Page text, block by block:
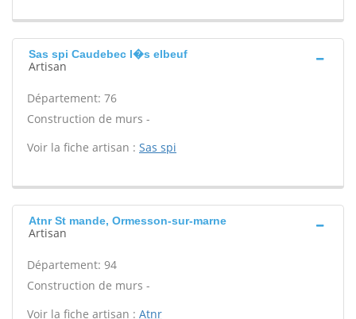
Sas spi Caudebec l�s elbeuf
Artisan
Département: 76
Construction de murs -
Voir la fiche artisan : Sas spi
Atnr St mande, Ormesson-sur-marne
Artisan
Département: 94
Construction de murs -
Voir la fiche artisan : Atnr